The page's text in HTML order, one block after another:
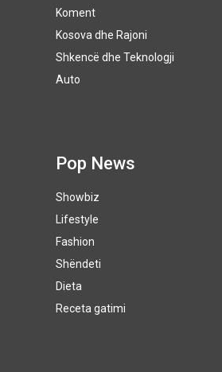
Koment
Kosova dhe Rajoni
Shkencë dhe Teknologji
Auto
Pop News
Showbiz
Lifestyle
Fashion
Shëndeti
Dieta
Receta gatimi